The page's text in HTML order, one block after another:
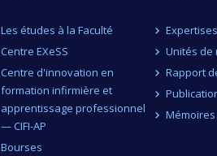
Les études à la Faculté
Centre EXeSS
Centre d'innovation en
formation infirmière et
apprentissage professionnel
— CIFI-AP
Bourses
Unités de
Rapport